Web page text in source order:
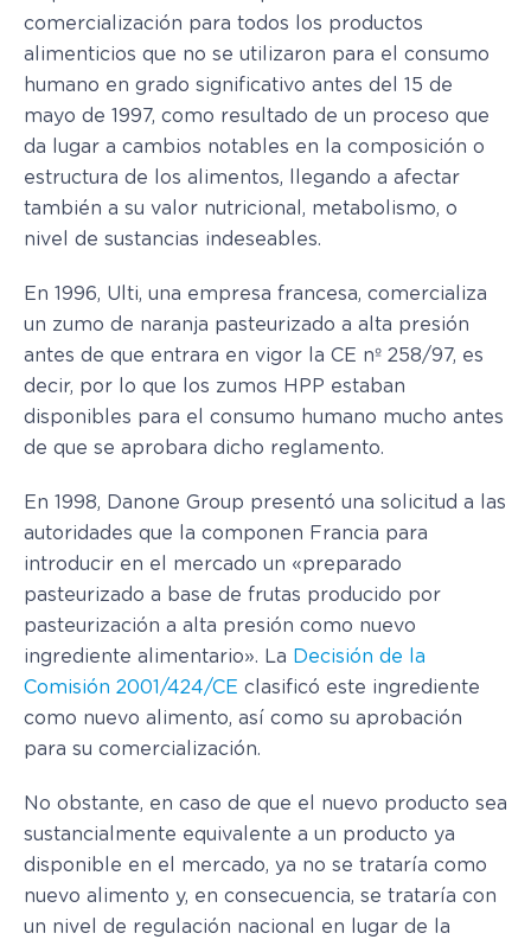
comercialización para todos los productos
alimenticios que no se utilizaron para el consumo
humano en grado significativo antes del 15 de
mayo de 1997, como resultado de un proceso que
da lugar a cambios notables en la composición o
estructura de los alimentos, llegando a afectar
también a su valor nutricional, metabolismo, o
nivel de sustancias indeseables.
En 1996, Ulti, una empresa francesa, comercializa
un zumo de naranja pasteurizado a alta presión
antes de que entrara en vigor la CE nº 258/97, es
decir, por lo que los zumos HPP estaban
disponibles para el consumo humano mucho antes
de que se aprobara dicho reglamento.
En 1998, Danone Group presentó una solicitud a las
autoridades que la componen Francia para
introducir en el mercado un «preparado
pasteurizado a base de frutas producido por
pasteurización a alta presión como nuevo
ingrediente alimentario». La Decisión de la
Comisión 2001/424/CE clasificó este ingrediente
como nuevo alimento, así como su aprobación
para su comercialización.
No obstante, en caso de que el nuevo producto sea
sustancialmente equivalente a un producto ya
disponible en el mercado, ya no se trataría como
nuevo alimento y, en consecuencia, se trataría con
un nivel de regulación nacional en lugar de la